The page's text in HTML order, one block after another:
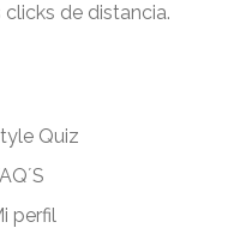
de distancia.
Quiz
perfil